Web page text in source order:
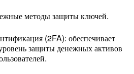
методы защиты ключей.
(2FA): обеспечивает
защиты денежных активов